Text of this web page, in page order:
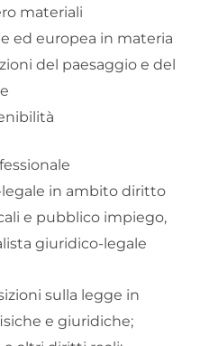
materiali
ed europea in materia
del paesaggio e del
in ambito diritto
e pubblico impiego,
giuridico-legale
sulla legge in
e giuridiche;